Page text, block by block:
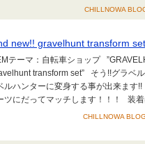
CHILLNOWA
new!! gravelhunt transform set
テーマ：自転車ショップ
transform set” そう!!グラベ
ルハンターに変身する事が出来ま
ツにだってマッチします！！！ 装
CHILLNOWA